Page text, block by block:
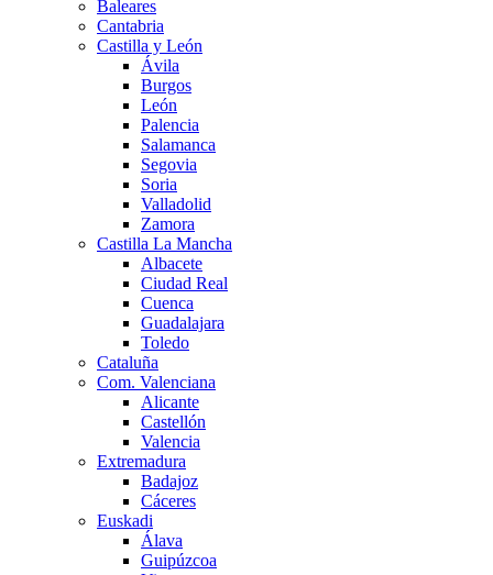
Baleares
Cantabria
Castilla y León
Ávila
Burgos
León
Palencia
Salamanca
Segovia
Soria
Valladolid
Zamora
Castilla La Mancha
Albacete
Ciudad Real
Cuenca
Guadalajara
Toledo
Cataluña
Com. Valenciana
Alicante
Castellón
Valencia
Extremadura
Badajoz
Cáceres
Euskadi
Álava
Guipúzcoa